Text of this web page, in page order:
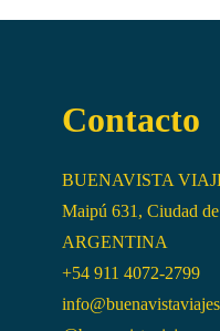
Contacto
BUENAVISTA
Maipú 631, Ciudad
ARGENTINA
+54 911 4072-2799